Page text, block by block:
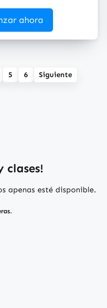
ahora
5 6 Siguiente
clases!
apenas esté disponible.